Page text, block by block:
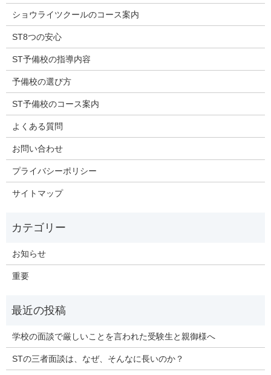
ショウライツクールのコース案内
ST8つの安心
ST予備校の指導内容
予備校の選び方
ST予備校のコース案内
よくある質問
お問い合わせ
プライバシーポリシー
サイトマップ
お知らせ
重要
学校の面談で厳しいことを言われた受験生と親御様へ
STの三者面談は、なぜ、そんなに長いのか？